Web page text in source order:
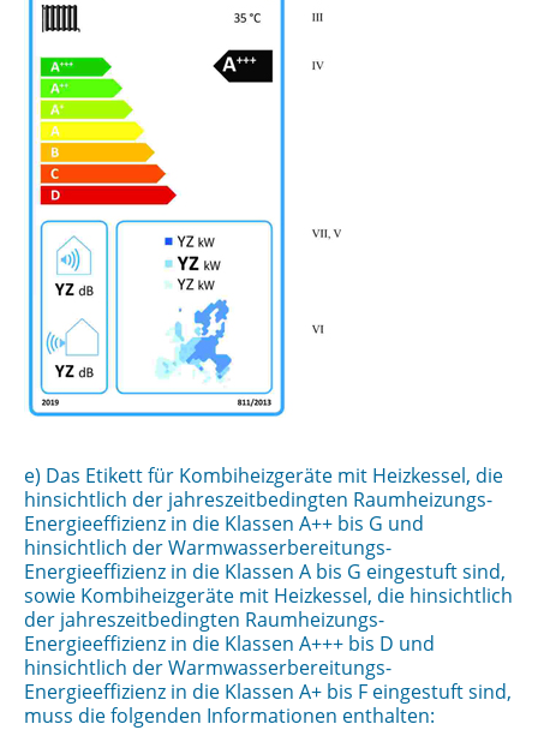
e) Das Etikett für Kombiheizgeräte mit Heizkessel, die
hinsichtlich der jahreszeitbedingten Raumheizungs-
Energieeffizienz in die Klassen A++ bis G und
hinsichtlich der Warmwasserbereitungs-
Energieeffizienz in die Klassen A bis G eingestuft sind,
sowie Kombiheizgeräte mit Heizkessel, die hinsichtlich
der jahreszeitbedingten Raumheizungs-
Energieeffizienz in die Klassen A+++ bis D und
hinsichtlich der Warmwasserbereitungs-
Energieeffizienz in die Klassen A+ bis F eingestuft sind,
muss die folgenden Informationen enthalten: